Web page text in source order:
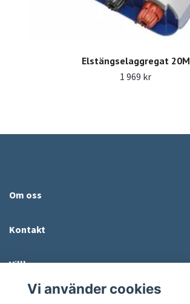
Elstängselaggregat 20M
1 969 kr
Om oss
Kontakt
Villkor
Sociala medier
Vi använder cookies